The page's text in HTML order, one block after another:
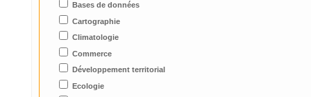
Bases de données
Cartographie
Climatologie
Commerce
Développement territorial
Ecologie